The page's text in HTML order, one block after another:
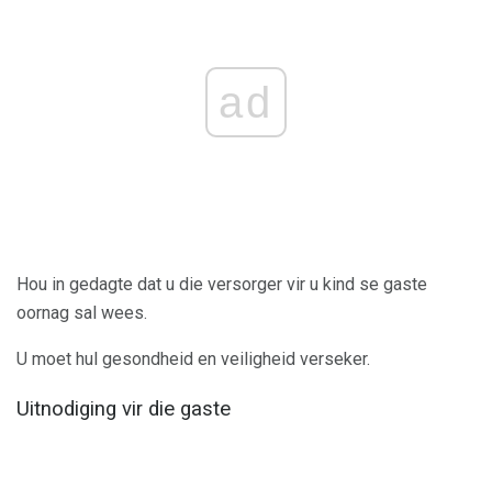
ad
Hou in gedagte dat u die versorger vir u kind se gaste
oornag sal wees.
U moet hul gesondheid en veiligheid verseker.
Uitnodiging vir die gaste